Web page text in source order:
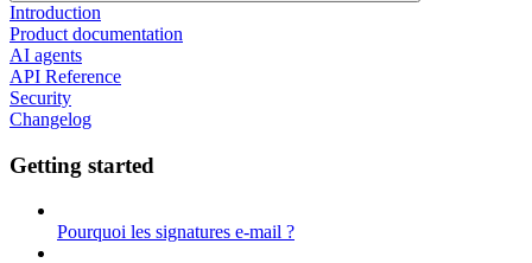
Introduction
Product documentation
AI agents
API Reference
Security
Changelog
Getting started
Pourquoi les signatures e-mail ?